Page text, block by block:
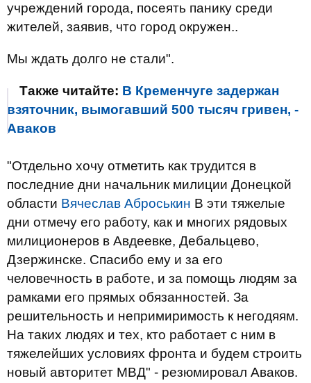
учреждений города, посеять панику среди
жителей, заявив, что город окружен..
Мы ждать долго не стали".
Также читайте: В Кременчуге задержан
взяточник, вымогавший 500 тысяч гривен, -
Аваков
"Отдельно хочу отметить как трудится в
последние дни начальник милиции Донецкой
области Вячеслав Аброськин В эти тяжелые
дни отмечу его работу, как и многих рядовых
милиционеров в Авдеевке, Дебальцево,
Дзержинске. Спасибо ему и за его
человечность в работе, и за помощь людям за
рамками его прямых обязанностей. За
решительность и непримиримость к негодяям.
На таких людях и тех, кто работает с ним в
тяжелейших условиях фронта и будем строить
новый авторитет МВД" - резюмировал Аваков.